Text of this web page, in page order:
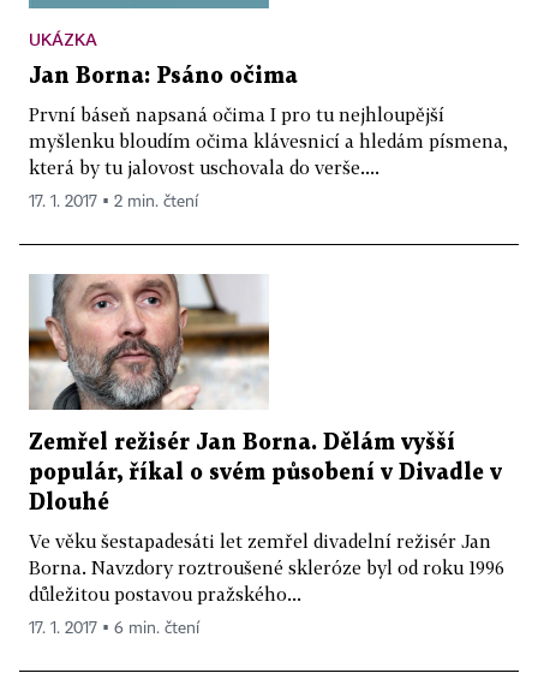
UKÁZKA
Jan Borna: Psáno očima
První báseň napsaná očima I pro tu nejhloupější
myšlenku bloudím očima klávesnicí a hledám písmena,
která by tu jalovost uschovala do verše....
17. 1. 2017 ▪ 2 min. čtení
Zemřel režisér Jan Borna. Dělám vyšší
populár, říkal o svém působení v Divadle v
Dlouhé
Ve věku šestapadesáti let zemřel divadelní režisér Jan
Borna. Navzdory roztroušené skleróze byl od roku 1996
důležitou postavou pražského...
17. 1. 2017 ▪ 6 min. čtení